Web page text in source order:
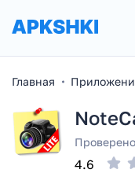
Главная
Проверено
4.6